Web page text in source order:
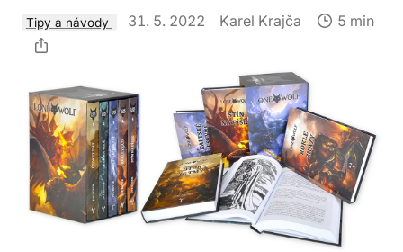
Tipy a návody 31. 5. 2022 Karel Krajča 5 min